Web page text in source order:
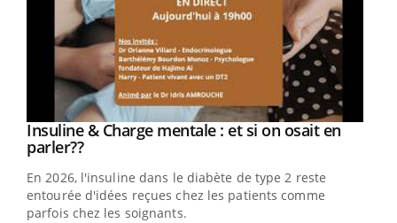
Youtube
Insuline & Charge mentale : et si on osait en
parler??Youtube
En 2026, l'insuline dans le diabète de type 2 reste
entourée d'idées reçues chez les patients comme
parfois chez les soignants.